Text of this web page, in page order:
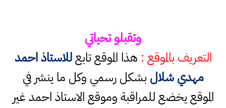
وتقبلو تحياتي
التعريف بالموقع : هذا الموقع تابعللاستاذ احمد
مهدي شلال بشكل رسمي وكل ما ينشر في
الموقع يخضع للمراقبة وموقع الاستاذ احمد غير